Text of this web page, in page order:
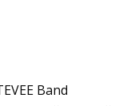
Band